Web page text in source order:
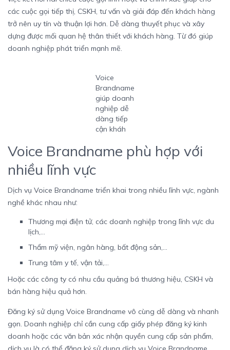
các cuộc gọi tiếp thị, CSKH, tư vấn và giải đáp đến khách hàng
trở nên uy tín và thuận lợi hơn. Dễ dàng thuyết phục và xây
dựng được mối quan hệ thân thiết với khách hàng. Từ đó giúp
doanh nghiệp phát triển mạnh mẽ.
Voice
Brandname
giúp doanh
nghiệp dễ
dàng tiếp
cận kháh
Voice Brandname phù hợp với
nhiều lĩnh vực
Dịch vụ Voice Brandname triển khai trong nhiều lĩnh vực, ngành
nghề khác nhau như:
Thương mại điện tử, các doanh nghiệp trong lĩnh vực du
lịch,…
Thẩm mỹ viện, ngân hàng, bất động sản,…
Trung tâm y tế, vận tải,…
Hoặc các công ty có nhu cầu quảng bá thương hiệu, CSKH và
bán hàng hiệu quả hơn.
Đăng ký sử dụng Voice Brandname vô cùng dễ dàng và nhanh
gọn. Doanh nghiệp chỉ cần cung cấp giấy phép đăng ký kinh
doanh hoặc các văn bản xác nhận quyền cung cấp sản phẩm,